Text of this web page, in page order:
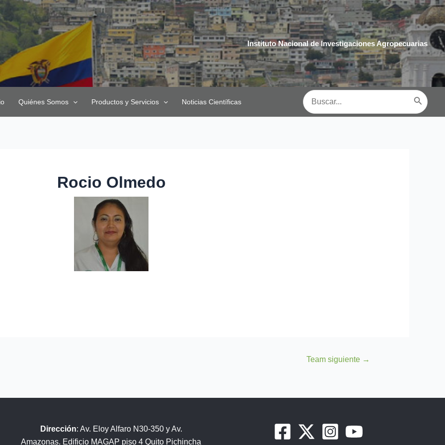
Instituto Nacional de Investigaciones Agropecuarias
Quiénes Somos Productos y Servicios Noticias Científicas
Buscar
por:
Rocio Olmedo
Team siguiente →
Dirección: Av. Eloy Alfaro N30-350 y Av.
Amazonas. Edificio MAGAP piso 4 Quito Pichincha